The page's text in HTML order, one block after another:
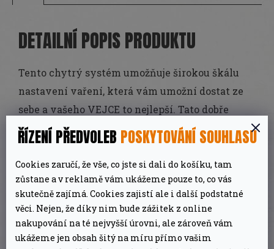
ŘÍZENÍ PŘEDVOLEB POSKYTOVÁNÍ SOUHLASU
Cookies zaručí, že vše, co jste si dali do košíku, tam
zůstane a v reklamě vám ukážeme pouze to, co vás
skutečně zajímá. Cookies zajistí ale i další podstatné
věci. Nejen, že díky nim bude zážitek z online
nakupování na té nejvyšší úrovni, ale zároveň vám
ukážeme jen obsah šitý na míru přímo vašim
DETAILNÍ POPIS PRODUKTU
Tento chytrý systém umožňuje širokou škálu
nastavení vaření, která vám umožní dostat ze
sebe a vašeho VEJCE to nejlepší. Tato dobře
promyšlená sada se skládá z dvoudílného
víceúrovňového stojanu, konvEGGtor koše a 2
nerezových polovičních mřížek – díky čemuž je
sada EGGspander Kit dokonalým základním
balíčkem pro všechny nadšence EGG.
Sada se skládá z dvoudílného